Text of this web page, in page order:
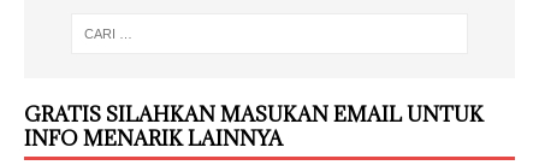
GRATIS SILAHKAN MASUKAN EMAIL UNTUK
INFO MENARIK LAINNYA